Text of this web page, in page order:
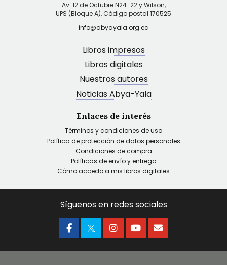
Av. 12 de Octubre N24-22 y Wilson,
UPS (Bloque A), Código postal 170525
info@abyayala.org.ec
Libros impresos
Libros digitales
Nuestros autores
Noticias Abya-Yala
Enlaces de interés
Términos y condiciones de uso
Política de protección de datos personales
Condiciones de compra
Políticas de envío y entrega
Cómo accedo a mis libros digitales
Síguenos en redes sociales